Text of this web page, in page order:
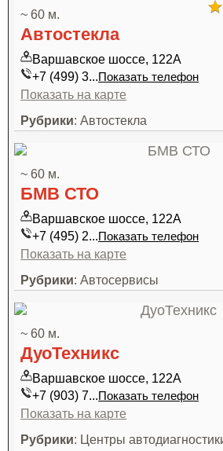
~ 60 м.
Автостекла
Варшавское шоссе, 122А
+7 (499) 3...Показать телефон
Показать на карте
Рубрики: Автостекла
~ 60 м.
БМВ СТО
Варшавское шоссе, 122А
+7 (495) 2...Показать телефон
Показать на карте
Рубрики: Автосервисы
~ 60 м.
ДуоТехникс
Варшавское шоссе, 122А
+7 (903) 7...Показать телефон
Показать на карте
Рубрики: Центры